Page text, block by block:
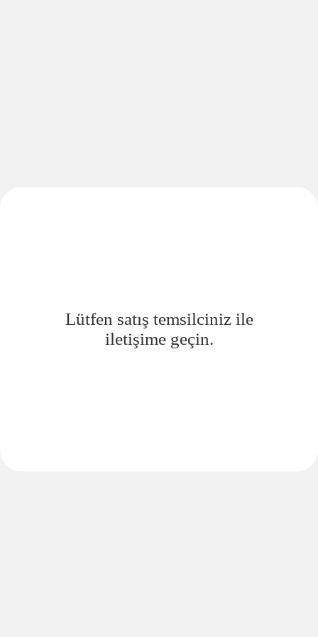
Lütfen satış temsilciniz ile
iletişime geçin.